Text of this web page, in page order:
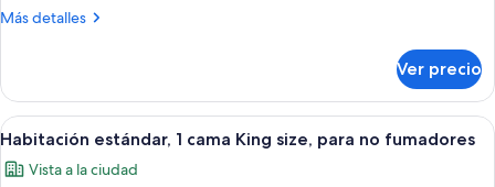
para
Más detalles
Más
estándar,
camas
para
Ver precio
Abrir
todas
las
Caja de seguridad en la habitación,
4
Habitación estándar, 1 cama King size, para no fumadores
Vista a la ciudad